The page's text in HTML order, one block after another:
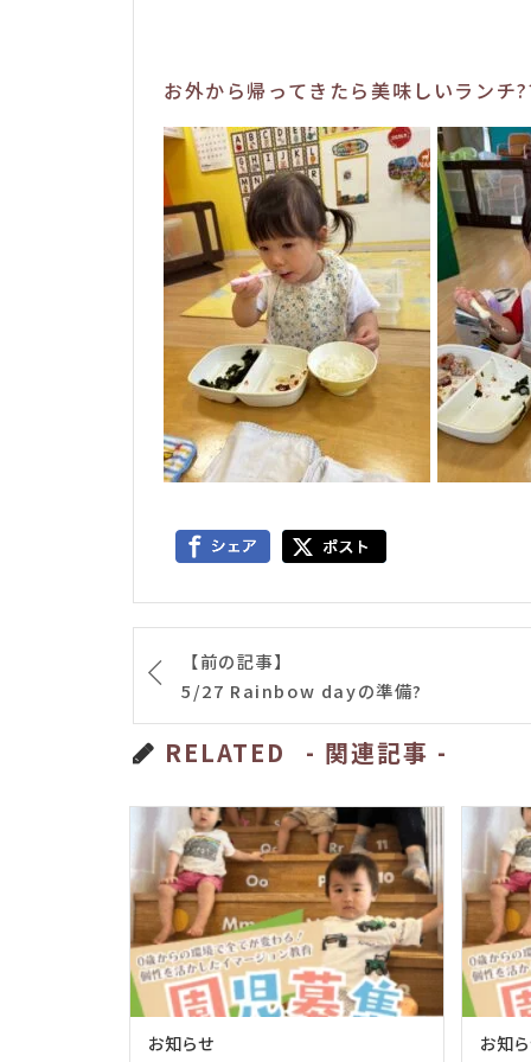
お外から帰ってきたら美味しいランチ
【前の記事】
5/27 Rainbow dayの準備?
RELATED - 関連記事 -
お知らせ お知